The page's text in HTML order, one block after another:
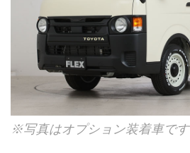
※写真はオプション装着車です